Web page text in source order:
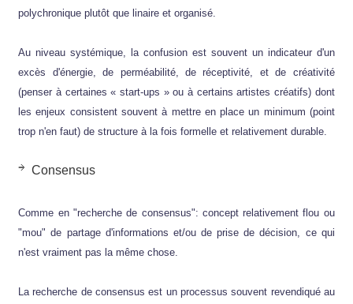
polychronique plutôt que linaire et organisé.
Au niveau systémique, la confusion est souvent un indicateur d'un
excès d'énergie, de perméabilité, de réceptivité, et de créativité
(penser à certaines « start-ups » ou à certains artistes créatifs) dont
les enjeux consistent souvent à mettre en place un minimum (point
trop n'en faut) de structure à la fois formelle et relativement durable.
Consensus
Comme en "recherche de consensus": concept relativement flou ou
"mou" de partage d'informations et/ou de prise de décision, ce qui
n'est vraiment pas la même chose.
La recherche de consensus est un processus souvent revendiqué au